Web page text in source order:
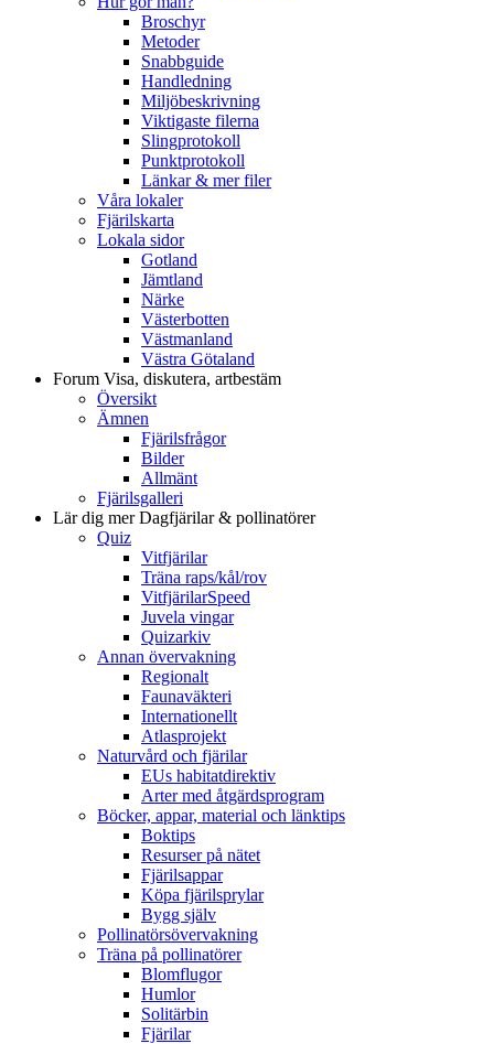
Broschyr
Metoder
Snabbguide
Handledning
Miljöbeskrivning
Viktigaste filerna
Slingprotokoll
Punktprotokoll
Länkar & mer filer
Våra lokaler
Fjärilskarta
Lokala sidor
Gotland
Jämtland
Närke
Västerbotten
Västmanland
Västra Götaland
Forum Visa, diskutera, artbestäm
Översikt
Ämnen
Fjärilsfrågor
Bilder
Allmänt
Fjärilsgalleri
Lär dig merDagfjärilar & pollinatörer
Quiz
Vitfjärilar
Träna raps/kål/rov
VitfjärilarSpeed
Juvela vingar
Quizarkiv
Annan övervakning
Regionalt
Faunaväkteri
Internationellt
Atlasprojekt
Naturvård och fjärilar
EUs habitatdirektiv
Arter med åtgärdsprogram
Böcker, appar, material och länktips
Boktips
Resurser på nätet
Fjärilsappar
Köpa fjärilsprylar
Bygg själv
Pollinatörsövervakning
Träna på pollinatörer
Blomflugor
Humlor
Solitärbin
Fjärilar